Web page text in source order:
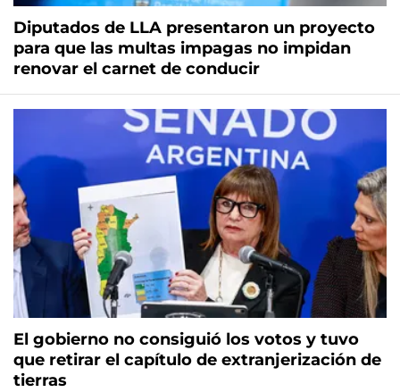
Diputados de LLA presentaron un proyecto
para que las multas impagas no impidan
renovar el carnet de conducir
El gobierno no consiguió los votos y tuvo
que retirar el capítulo de extranjerización de
tierras